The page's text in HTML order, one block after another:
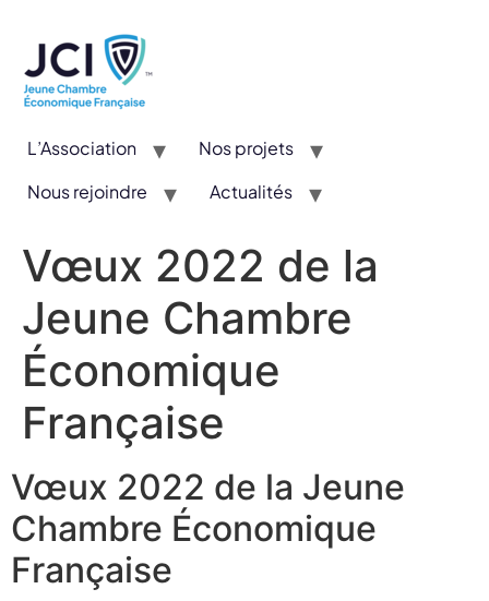
L’Association
Nos projets
Nous rejoindre
Actualités
Vœux 2022 de la
Jeune Chambre
Économique
Française
Vœux 2022 de la Jeune
Chambre Économique
Française